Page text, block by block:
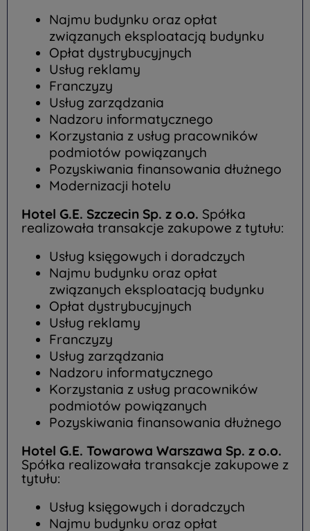
Najmu budynku oraz opłat
związanych eksploatacją budynku
Opłat dystrybucyjnych
Usług reklamy
Franczyzy
Usług zarządzania
Nadzoru informatycznego
Korzystania z usług pracowników
podmiotów powiązanych
Pozyskiwania finansowania dłużnego
Modernizacji hotelu
Hotel G.E. Szczecin Sp. z o.o. Spółka
realizowała transakcje zakupowe z tytułu:
Usług księgowych i doradczych
Najmu budynku oraz opłat
związanych eksploatacją budynku
Opłat dystrybucyjnych
Usług reklamy
Franczyzy
Usług zarządzania
Nadzoru informatycznego
Korzystania z usług pracowników
podmiotów powiązanych
Pozyskiwania finansowania dłużnego
Hotel G.E. Towarowa Warszawa Sp. z o.o.
Spółka realizowała transakcje zakupowe z
tytułu:
Usług księgowych i doradczych
Najmu budynku oraz opłat